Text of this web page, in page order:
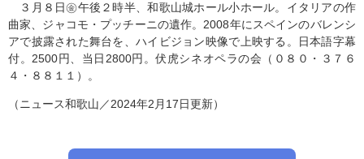
３月８日㊎午後２時半、和歌山城ホール小ホール。イタリアの作
曲家、ジャコモ・プッチーニの遺作。2008年にスペインのバレンシ
アで披露された舞台を、ハイビジョン映像で上映する。日本語字幕
付。2500円、当日2800円。伏虎シネオペラの会（０８０・３７６
４・８８１１）。
（ニュース和歌山／2024年2月17日更新）